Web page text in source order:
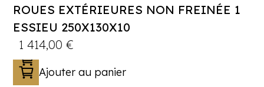
PTAC :500-650-750
Poids à vide (kg) :196
Longueur utile (mm) :
Plancher :
ROUES EXTÉRIEURES NON FREINÉE 1
ESSIEU 250X130X10
1 414,00€
Ajouter au panier